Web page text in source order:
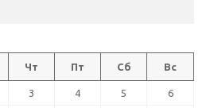
Чт Пт Сб Вс
3 4 5 6